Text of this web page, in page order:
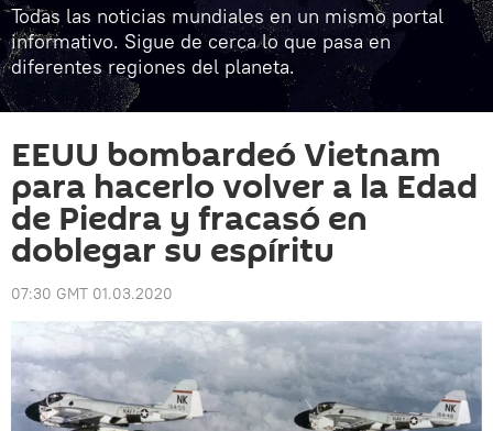
Todas las noticias mundiales en un mismo portal
informativo. Sigue de cerca lo que pasa en
diferentes regiones del planeta.
EEUU bombardeó Vietnam
para hacerlo volver a la Edad
de Piedra y fracasó en
doblegar su espíritu
07:30 GMT 01.03.2020